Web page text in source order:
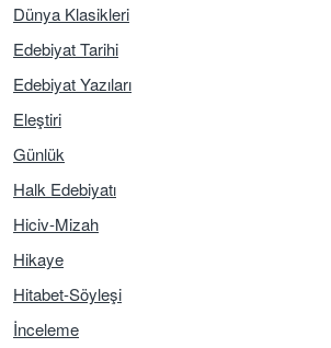
Dünya Klasikleri
Edebiyat Tarihi
Edebiyat Yazıları
Eleştiri
Günlük
Halk Edebiyatı
Hiciv-Mizah
Hikaye
Hitabet-Söyleşi
İnceleme